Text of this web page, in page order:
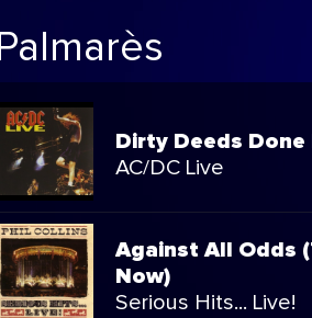
Palmarès
Dirty Deeds
AC/DC Live
Against All Odds
Now)
Serious Hits... Live!